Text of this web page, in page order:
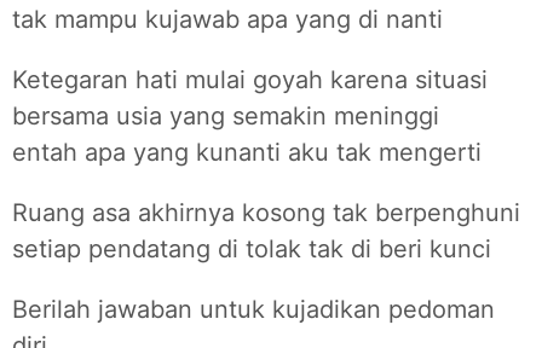
tak mampu kujawab apa yang di nanti
Ketegaran hati mulai goyah karena situasi
bersama usia yang semakin meninggi
entah apa yang kunanti aku tak mengerti
Ruang asa akhirnya kosong tak berpenghuni
setiap pendatang di tolak tak di beri kunci
Berilah jawaban untuk kujadikan pedoman